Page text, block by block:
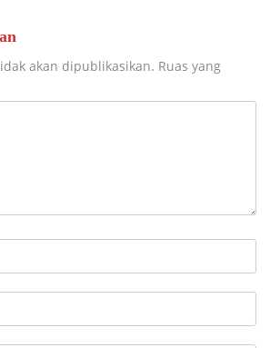
akan dipublikasikan. Ruas yang